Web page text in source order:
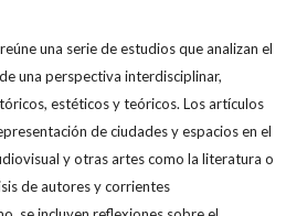
una serie de estudios que analizan el
una perspectiva interdisciplinar,
estéticos y teóricos. Los artículos
de ciudades y espacios en el
y otras artes como la literatura o
de autores y corrientes